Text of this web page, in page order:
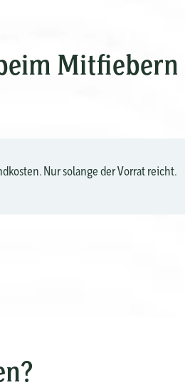
Mitfiebern
Nur solange der Vorrat reicht.